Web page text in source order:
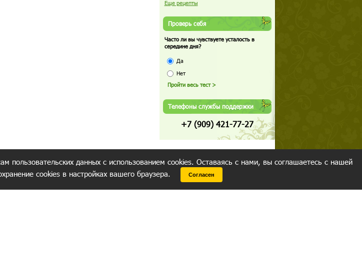
Еще рецепты
Проверь себя
Часто ли вы чувствуете усталость в
середине дня?
Да
Нет
Телефоны службы поддержки
+7 (909) 421-77-27
пользовательских данных с использованием cookies. Оставаясь с нами, вы соглашаетесь с нашей
cookies в настройках вашего браузера. Согласен